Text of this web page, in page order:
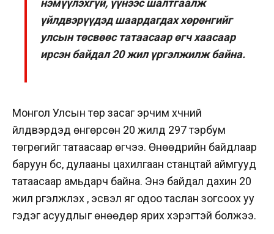
үйлдвэрүүдэд шаардагдах хөрөнгийг
улсын төсвөөс татаасаар өгч хаасаар
ирсэн байдал 20 жил үргэлжилж байна.
Монгол Улсын төр засаг эрчим хүчний
үйлдвэрүүдэд өнгөрсөн 20 жилд 297 тэрбум
төгрөгийг татаасаар өгчээ. Өнөөдрийн байдлаар
баруун бүс, дулааны цахилгаан станцтай аймгууд
татаасаар амьдарч байна. Энэ байдал дахин 20
жил үргэлжлэх үү, эсвэл яг одоо таслан зогсоох уу
гэдэг асуудлыг өнөөдөр ярих хэрэгтэй болжээ.